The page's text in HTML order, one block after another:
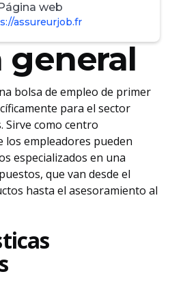
web
assureurjob.fr
general
bolsa de empleo de primer
para el sector
Sirve como centro
los empleadores pueden
especializados en una
que van desde el
hasta el asesoramiento al